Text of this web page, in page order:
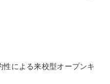
による来校型オープンキ